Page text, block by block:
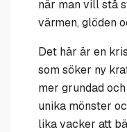
när man vill stå
värmen, glöden
Det här är en
som söker ny
mer grundad
unika mönster
lika vacker att